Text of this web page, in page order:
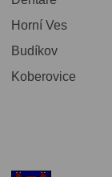
Horní Ves
Budíkov
Koberovice